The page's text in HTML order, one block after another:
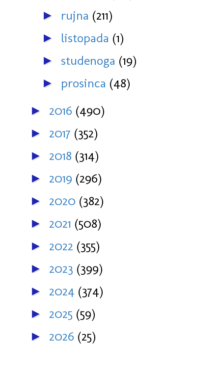
► rujna (211)
► listopada (1)
► studenoga (19)
► prosinca (48)
► 2016 (490)
► 2017 (352)
► 2018 (314)
► 2019 (296)
► 2020 (382)
► 2021 (508)
► 2022 (355)
► 2023 (399)
► 2024 (374)
► 2025 (59)
► 2026 (25)